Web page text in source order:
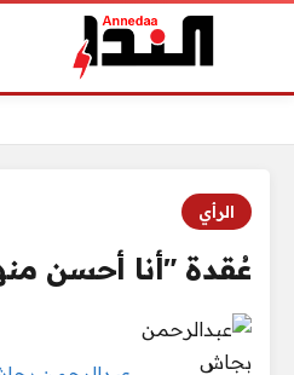
الرأي
عُقدة "أنا أحسن